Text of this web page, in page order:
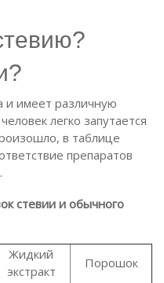
и имеет различную
легко запутается
в таблице
препаратов
стевии и обычного
Жидкий
экстракт
Порошок